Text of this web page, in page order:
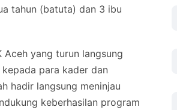
tahun (batuta) dan 3 ibu
Aceh yang turun langsung
para kader dan
hadir langsung meninjau
keberhasilan program